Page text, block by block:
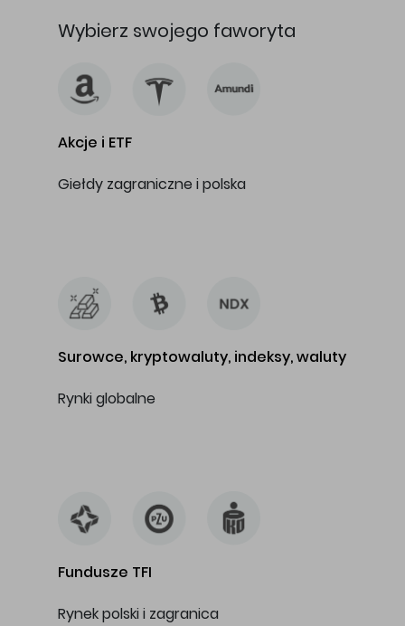
Wybierz swojego faworyta
Akcje i ETF
Giełdy zagraniczne i polska
Surowce, kryptowaluty, indeksy, waluty
Rynki globalne
Fundusze TFI
Rynek polski i zagranica